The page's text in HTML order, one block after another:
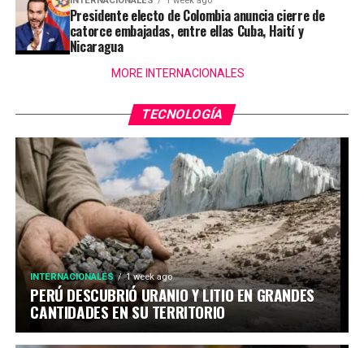
Presidente electo de Colombia anuncia cierre de
catorce embajadas, entre ellas Cuba, Haití y
Nicaragua
MORE INTERNACIONALES
TECNOLOGÍA
INTERNACIONALES 1 week ago
PERÚ DESCUBRIÓ URANIO Y LITIO EN GRANDES
CANTIDADES EN SU TERRITORIO